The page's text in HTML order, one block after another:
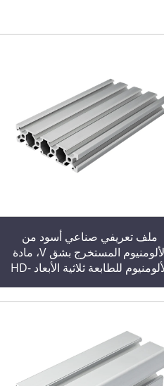
ملف تعريفي صناعي أسود من
الألومنيوم المستخرج بشق V، مادة
الألومنيوم للطابعة ثلاثية الأبعاد HD-